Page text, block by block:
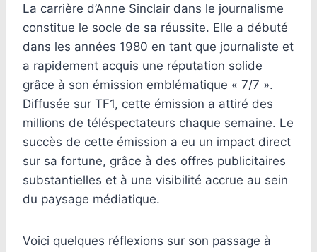
La carrière d’Anne Sinclair dans le journalisme
constitue le socle de sa réussite. Elle a débuté
dans les années 1980 en tant que journaliste et
a rapidement acquis une réputation solide
grâce à son émission emblématique « 7/7 ».
Diffusée sur TF1, cette émission a attiré des
millions de téléspectateurs chaque semaine. Le
succès de cette émission a eu un impact direct
sur sa fortune, grâce à des offres publicitaires
substantielles et à une visibilité accrue au sein
du paysage médiatique.
Voici quelques réflexions sur son passage à